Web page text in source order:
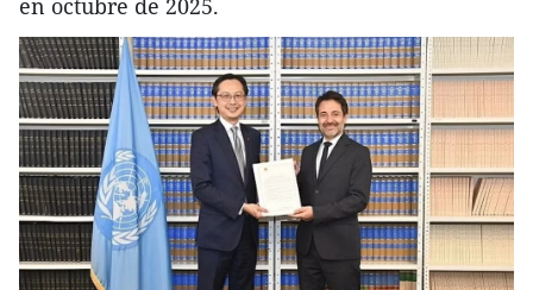
en octubre de 2025.